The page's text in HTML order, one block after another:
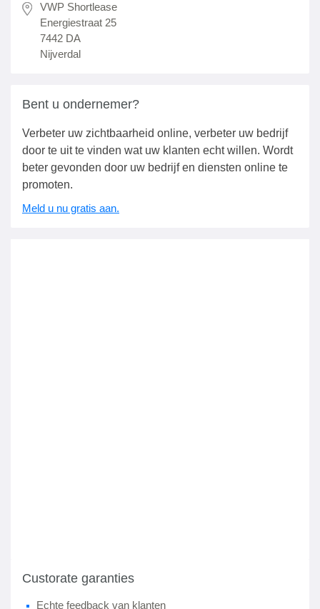
VWP Shortlease
Energiestraat 25
7442 DA
Nijverdal
Bent u ondernemer?
Verbeter uw zichtbaarheid online, verbeter uw bedrijf
door te uit te vinden wat uw klanten echt willen. Wordt
beter gevonden door uw bedrijf en diensten online te
promoten.
Meld u nu gratis aan.
Custorate garanties
Echte feedback van klanten